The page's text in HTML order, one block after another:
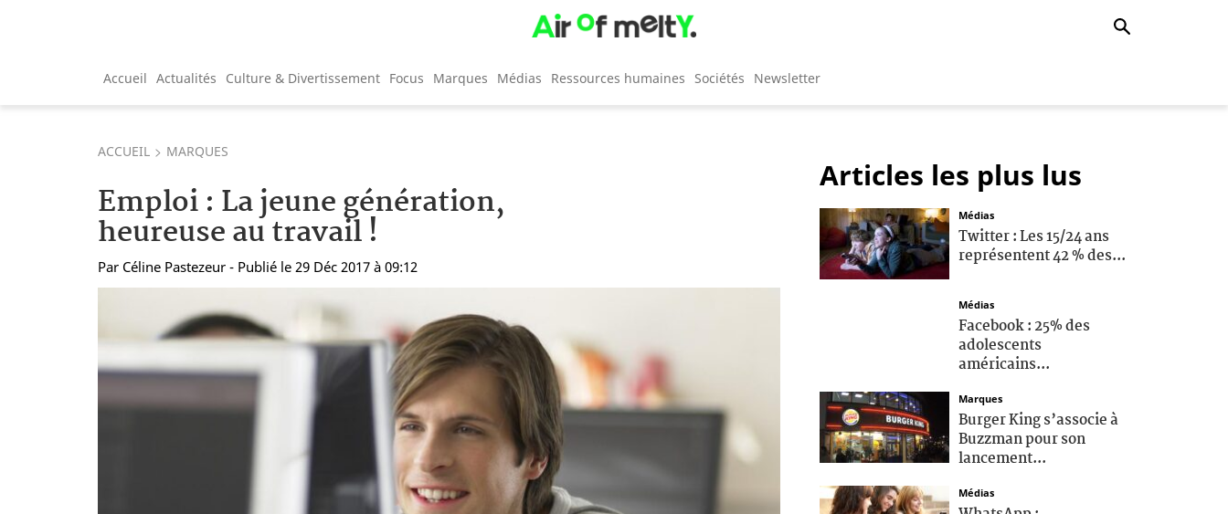
Accueil Actualités Culture & Divertissement Focus Marques Médias Ressources humaines Sociétés Newsletter
ACCUEIL MARQUES
Emploi : La jeune génération,
heureuse au travail !
Par Céline Pastezeur - Publié le 29 Déc 2017 à 09:12
Articles les plus lus
Médias
Twitter : Les 15/24 ans
représentent 42 % des...
Médias
Facebook : 25% des
adolescents
américains...
Marques
Burger King s’associe à
Buzzman pour son
lancement...
Médias